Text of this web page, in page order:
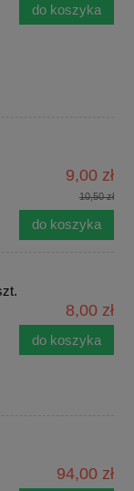
do koszyka
9,00 zł
10,50 zł
do koszyka
8,00 zł
do koszyka
94,00 zł